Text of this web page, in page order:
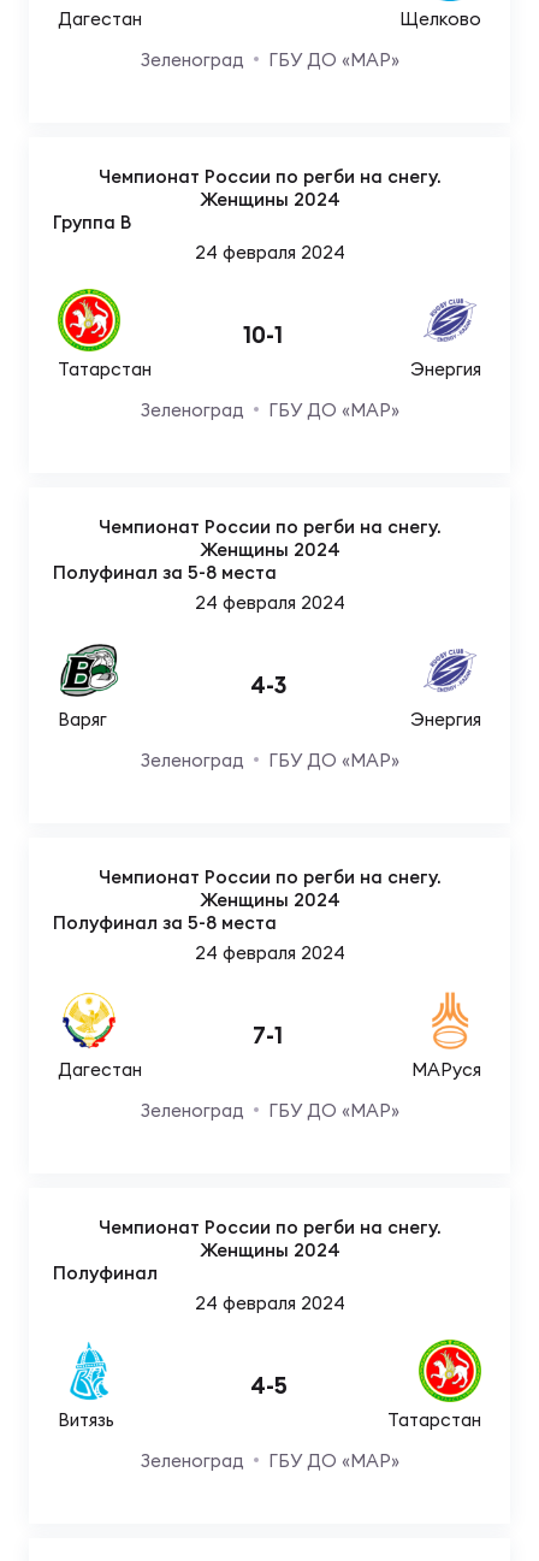
Дагестан
Щелково
Зеленоград
ГБУ ДО «МАР»
Чемпионат России по регби на снегу.
Женщины 2024
Группа B
24 февраля 2024
Татарстан
10-1
Энергия
Зеленоград
ГБУ ДО «МАР»
Чемпионат России по регби на снегу.
Женщины 2024
Полуфинал за 5-8 места
24 февраля 2024
Варяг
4-3
Энергия
Зеленоград
ГБУ ДО «МАР»
Чемпионат России по регби на снегу.
Женщины 2024
Полуфинал за 5-8 места
24 февраля 2024
Дагестан
7-1
МАРуся
Зеленоград
ГБУ ДО «МАР»
Чемпионат России по регби на снегу.
Женщины 2024
Полуфинал
24 февраля 2024
Витязь
4-5
Татарстан
Зеленоград
ГБУ ДО «МАР»